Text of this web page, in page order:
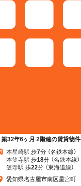
32年6ヶ月 2階建の賃貸物件
本星崎駅 歩7分 （名鉄本線）
本笠寺駅 歩18分 （名鉄本線）
笠寺駅 歩22分 （東海道線）
愛知県名古屋市南区星宮町